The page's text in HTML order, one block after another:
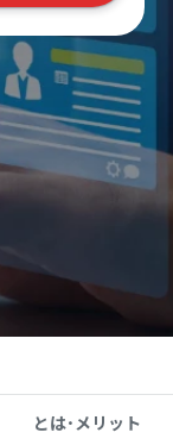
とは･メリット